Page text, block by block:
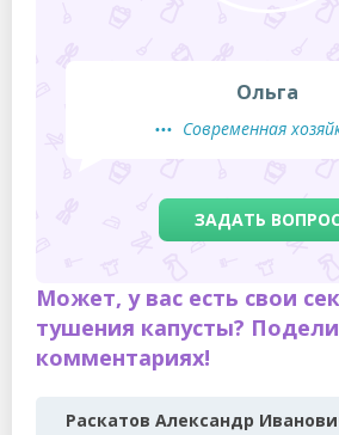
Ольга
Современная
ЗАДАТЬ
Может, у вас есть свои
тушения капусты?
комментариях!
Раскатов Александр